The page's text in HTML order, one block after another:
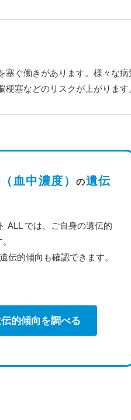
塞ぐ働きがあります。様々な病
梗塞などのリスクが上がります
血中濃度）の遺伝
ALL では、ご自身の遺伝的
伝的傾向も確認できます。
的傾向を調べる